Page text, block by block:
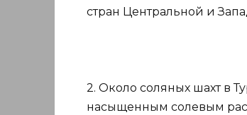
стран Центральной и
2. Около соляных шахт в
насыщенным солевым